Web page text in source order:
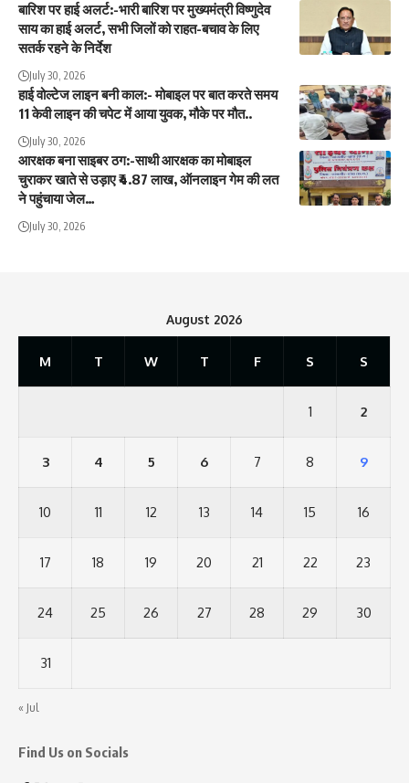
बारिश पर हाई अलर्ट:-भारी बारिश पर मुख्यमंत्री विष्णुदेव
साय का हाई अलर्ट, सभी जिलों को राहत-बचाव के लिए
सतर्क रहने के निर्देश
July 30, 2026
हाई वोल्टेज लाइन बनी काल:- मोबाइल पर बात करते समय
11 केवी लाइन की चपेट में आया युवक, मौके पर मौत..
July 30, 2026
आरक्षक बना साइबर ठग:-साथी आरक्षक का मोबाइल
चुराकर खाते से उड़ाए ₹4.87 लाख, ऑनलाइन गेम की लत
ने पहुंचाया जेल…
July 30, 2026
August 2026
M T W T F S S
1 2
3 4 5 6 7 8 9
10 11 12 13 14 15 16
17 18 19 20 21 22 23
24 25 26 27 28 29 30
31
« Jul
Find Us on Socials